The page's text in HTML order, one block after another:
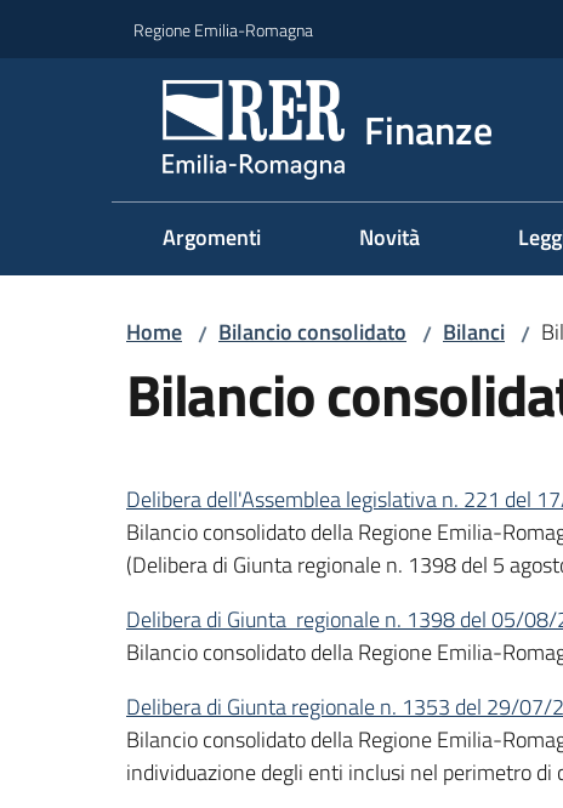
Regione Emilia-Romagna
Finanze
Argomenti Novità
Home / Bilancio consolidato / Bilanci /
Bilancio
Delibera dell'Assemblea legislativa n. 221 del
Bilancio consolidato della Regione Emilia-
(Delibera di Giunta regionale n. 1398 del 5
Delibera di Giunta regionale n. 1398 del 05/
Bilancio consolidato della Regione Emilia-
Delibera di Giunta regionale n. 1353 del 29/07/
Bilancio consolidato della Regione Emilia-
individuazione degli enti inclusi nel perimetro di